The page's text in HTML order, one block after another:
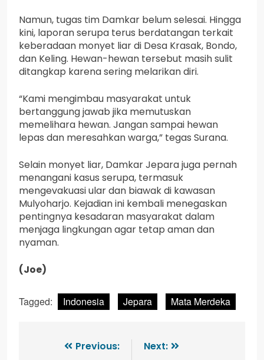
Namun, tugas tim Damkar belum selesai. Hingga
kini, laporan serupa terus berdatangan terkait
keberadaan monyet liar di Desa Krasak, Bondo,
dan Keling. Hewan-hewan tersebut masih sulit
ditangkap karena sering melarikan diri.
“Kami mengimbau masyarakat untuk
bertanggung jawab jika memutuskan
memelihara hewan. Jangan sampai hewan
lepas dan meresahkan warga,” tegas Surana.
Selain monyet liar, Damkar Jepara juga pernah
menangani kasus serupa, termasuk
mengevakuasi ular dan biawak di kawasan
Mulyoharjo. Kejadian ini kembali menegaskan
pentingnya kesadaran masyarakat dalam
menjaga lingkungan agar tetap aman dan
nyaman.
(Joe)
Tagged: Indonesia Jepara Mata Merdeka
Previous:
Next: